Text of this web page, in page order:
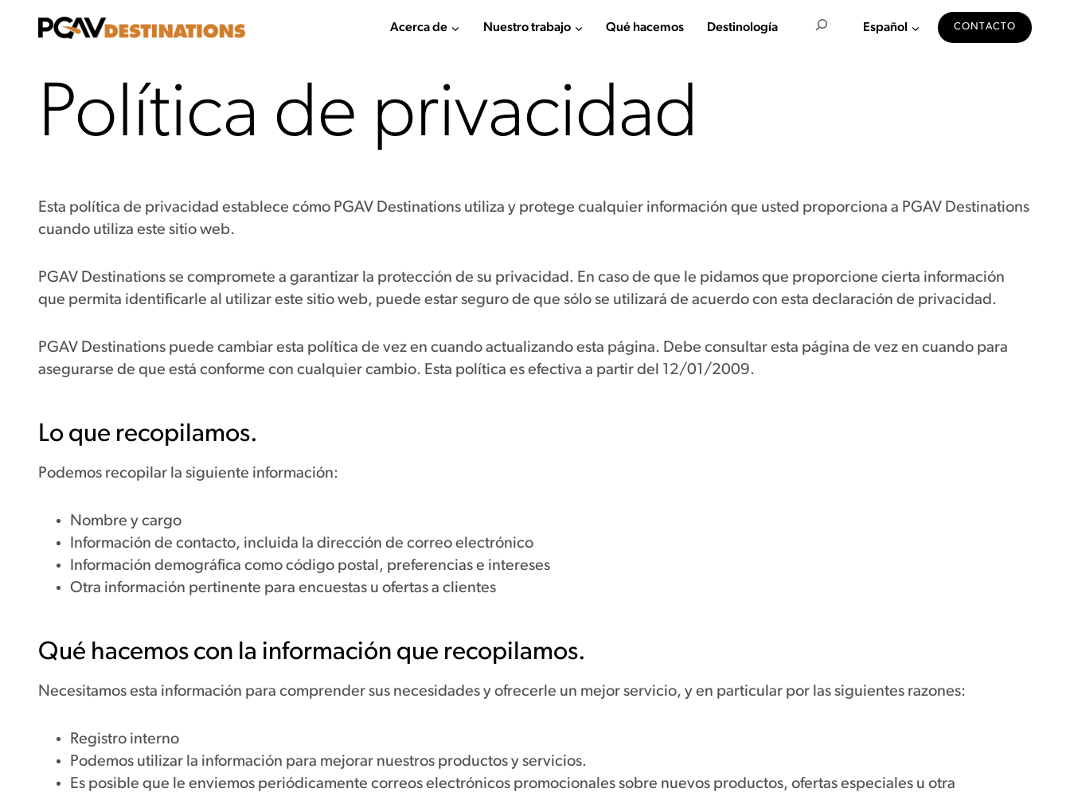
Acerca de Nuestro trabajo Qué hacemos Destinología Buscar en Español CONTACTO
Política de privacidad
Esta política de privacidad establece cómo PGAV Destinations utiliza y protege cualquier información que usted proporciona a PGAV Destinations
cuando utiliza este sitio web.
PGAV Destinations se compromete a garantizar la protección de su privacidad. En caso de que le pidamos que proporcione cierta información
que permita identificarle al utilizar este sitio web, puede estar seguro de que sólo se utilizará de acuerdo con esta declaración de privacidad.
PGAV Destinations puede cambiar esta política de vez en cuando actualizando esta página. Debe consultar esta página de vez en cuando para
asegurarse de que está conforme con cualquier cambio. Esta política es efectiva a partir del 12/01/2009.
Lo que recopilamos.
Podemos recopilar la siguiente información:
Nombre y cargo
Información de contacto, incluida la dirección de correo electrónico
Información demográfica como código postal, preferencias e intereses
Otra información pertinente para encuestas u ofertas a clientes
Qué hacemos con la información que recopilamos.
Necesitamos esta información para comprender sus necesidades y ofrecerle un mejor servicio, y en particular por las siguientes razones:
Registro interno
Podemos utilizar la información para mejorar nuestros productos y servicios.
Es posible que le enviemos periódicamente correos electrónicos promocionales sobre nuevos productos, ofertas especiales u otra